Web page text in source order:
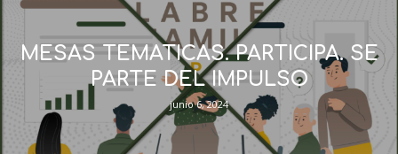
MESAS TEMATICAS. PARTICIPA. SE
PARTE DEL IMPULSO
junio 6, 2024